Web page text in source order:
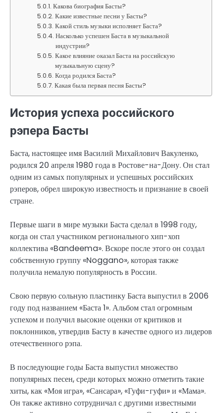
Какова биография Басты?
Какие известные песни у Басты?
Какой стиль музыки исполняет Баста?
Насколько успешен Баста в музыкальной
индустрии?
Какое влияние оказал Баста на российскую
музыкальную сцену?
Когда родился Баста?
Какая была первая песня Басты?
История успеха российского
рэпера Басты
Баста, настоящее имя Василий Михайлович Вакуленко,
родился 20 апреля 1980 года в Ростове-на-Дону. Он стал
одним из самых популярных и успешных российских
рэперов, обрел широкую известность и признание в своей
стране.
Первые шаги в мире музыки Баста сделал в 1998 году,
когда он стал участником регионального хип-хоп
коллектива «Bandeema». Вскоре после этого он создал
собственную группу «Noggano», которая также
получила немалую популярность в России.
Свою первую сольную пластинку Баста выпустил в 2006
году под названием «Баста 1». Альбом стал огромным
успехом и получил высокие оценки от критиков и
поклонников, утвердив Басту в качестве одного из лидеров
отечественного рэпа.
В последующие годы Баста выпустил множество
популярных песен, среди которых можно отметить такие
хиты, как «Моя игра», «Сансара», «Гуфи-гуфи» и «Мама».
Он также активно сотрудничал с другими известными